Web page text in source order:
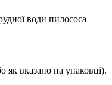
води пилососа
як вказано на упаковці).